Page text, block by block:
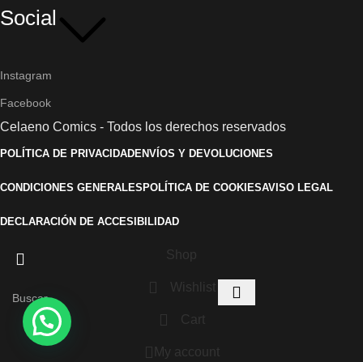
Social
Instagram
Facebook
Celaeno Comics - Todos los derechos reservados
POLÍTICA DE PRIVACIDADENVÍOS Y DEVOLUCIONES
CONDICIONES GENERALESPOLÍTICA DE COOKIESAVISO LEGAL
DECLARACIÓN DE ACCESIBILIDAD
Shop
Wishlist
Cart
My account